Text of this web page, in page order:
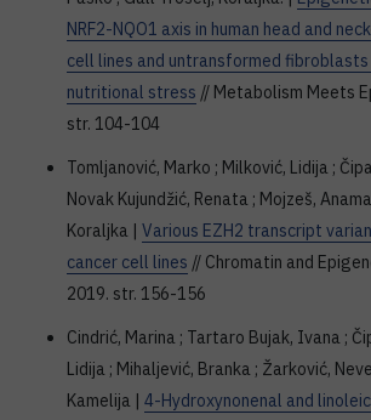
NRF2-NQO1 axis in human head and
cell lines and untransformed
nutritional stress // Metabolism Meets
str. 104-104
Tomljanović, Marko ; Milković, Lidija ;
Novak Kujundžić, Renata ; Mojzeš,
Koraljka | Various EZH2 transcript
cancer cell lines // Chromatin and
2019. str. 156-156
Cindrić, Marina ; Tartaro Bujak, Ivana ;
Lidija ; Mihaljević, Branka ; Žarković,
Kamelija | 4-Hydroxynonenal and